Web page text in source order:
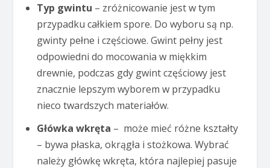
Typ gwintu – zróżnicowanie jest w tym
przypadku całkiem spore. Do wyboru są np.
gwinty pełne i częściowe. Gwint pełny jest
odpowiedni do mocowania w miękkim
drewnie, podczas gdy gwint częściowy jest
znacznie lepszym wyborem w przypadku
nieco twardszych materiałów.
Główka wkręta – może mieć różne kształty
– bywa płaska, okrągła i stożkowa. Wybrać
należy główkę wkręta, która najlepiej pasuje